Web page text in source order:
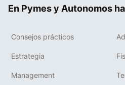
En Pymes y Autonomos
Consejos prácticos
Estrategia
Management